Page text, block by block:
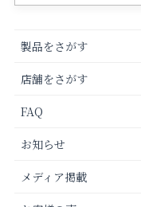
製品をさがす
店舗をさがす
FAQ
お知らせ
メディア掲載